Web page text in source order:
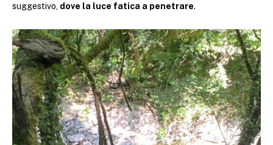
suggestivo, dove la luce fatica a penetrare.